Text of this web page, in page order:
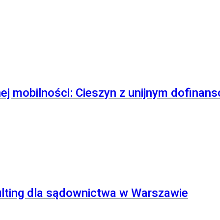
mobilności: Cieszyn z unijnym
dla sądownictwa w Warszawie